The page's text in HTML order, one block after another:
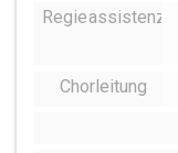
Regieassistenz
Chorleitung